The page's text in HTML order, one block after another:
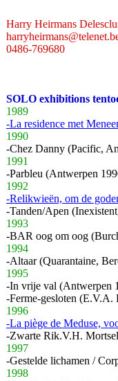
Harry Heirmans
0486-769680
SOLO exhibitions
1989
-La residence met
1990
-Chez Danny (Pacific,
1991
-Parbleu (Antwerpen
1992
-Relikwieën, om de
-Tanden/Apen
1993
-BAR oog om oog
1994
-Altaar (Quarantaine,
1995
-In vrije val (Antwerpen
-Ferme-gesloten (E.V.A.
1996
-La piège de Meduse,
-Zwarte Rik.V.H.
1997
-Gestelde lichamen /
1998